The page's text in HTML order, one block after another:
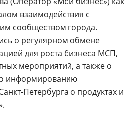
взаимодействия с
сообществом города.
о регулярном обмене
для роста бизнеса МСП,
мероприятий, а также о
информированию
Петербурга о продуктах и